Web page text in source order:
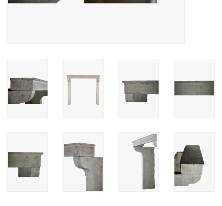
Tevreden Klanten
Login